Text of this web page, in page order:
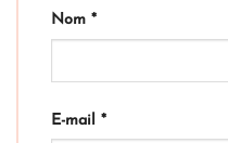
Nom *
E-mail *